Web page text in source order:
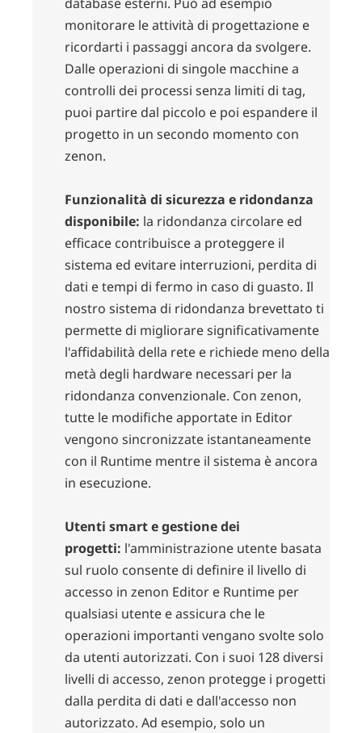
monitorare le attività di progettazione e
ricordarti i passaggi ancora da svolgere.
Dalle operazioni di singole macchine a
controlli dei processi senza limiti di tag,
puoi partire dal piccolo e poi espandere il
progetto in un secondo momento con
zenon.
Funzionalità di sicurezza e ridondanza
disponibile: la ridondanza circolare ed
efficace contribuisce a proteggere il
sistema ed evitare interruzioni, perdita di
dati e tempi di fermo in caso di guasto. Il
nostro sistema di ridondanza brevettato ti
permette di migliorare significativamente
l'affidabilità della rete e richiede meno della
metà degli hardware necessari per la
ridondanza convenzionale. Con zenon,
tutte le modifiche apportate in Editor
vengono sincronizzate istantaneamente
con il Runtime mentre il sistema è ancora
in esecuzione.
Utenti smart e gestione dei
progetti: l'amministrazione utente basata
sul ruolo consente di definire il livello di
accesso in zenon Editor e Runtime per
qualsiasi utente e assicura che le
operazioni importanti vengano svolte solo
da utenti autorizzati. Con i suoi 128 diversi
livelli di accesso, zenon protegge i progetti
dalla perdita di dati e dall'accesso non
autorizzato. Ad esempio, solo un